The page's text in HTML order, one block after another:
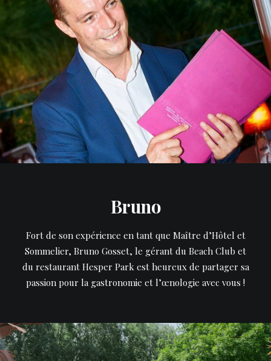
Bruno
Fort de son expérience en tant que Maître d’Hôtel et
Sommelier, Bruno Gosset, le gérant du Beach Club et
du restaurant Hesper Park est heureux de partager sa
passion pour la gastronomie et l’œnologie avec vous !